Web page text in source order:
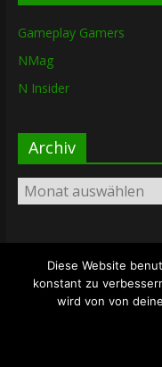
Gameplay Gamers
NMag
N Insider
Archiv
Archiv
Copyright © 2026The
Theme: ColorMag
Diese Website
konstant zu
wird von von